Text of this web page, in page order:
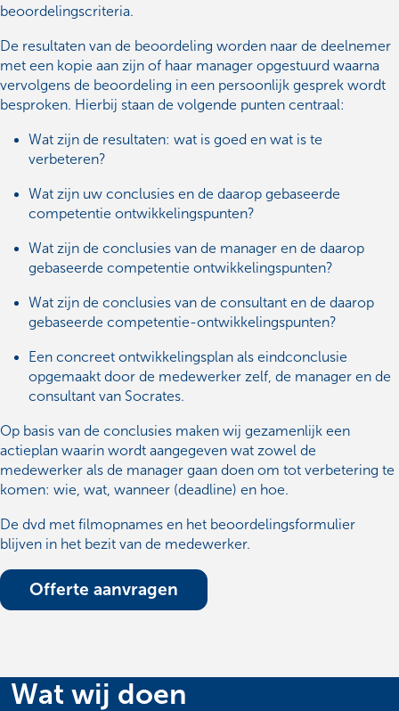
beoordelingscriteria.
De resultaten van de beoordeling worden naar de deelnemer
met een kopie aan zijn of haar manager opgestuurd waarna
vervolgens de beoordeling in een persoonlijk gesprek wordt
besproken. Hierbij staan de volgende punten centraal:
Wat zijn de resultaten: wat is goed en wat is te
verbeteren?
Wat zijn uw conclusies en de daarop gebaseerde
competentie ontwikkelingspunten?
Wat zijn de conclusies van de manager en de daarop
gebaseerde competentie ontwikkelingspunten?
Wat zijn de conclusies van de consultant en de daarop
gebaseerde competentie-ontwikkelingspunten?
Een concreet ontwikkelingsplan als eindconclusie
opgemaakt door de medewerker zelf, de manager en de
consultant van Socrates.
Op basis van de conclusies maken wij gezamenlijk een
actieplan waarin wordt aangegeven wat zowel de
medewerker als de manager gaan doen om tot verbetering te
komen: wie, wat, wanneer (deadline) en hoe.
De dvd met filmopnames en het beoordelingsformulier
blijven in het bezit van de medewerker.
Offerte aanvragen
Wat wij doen